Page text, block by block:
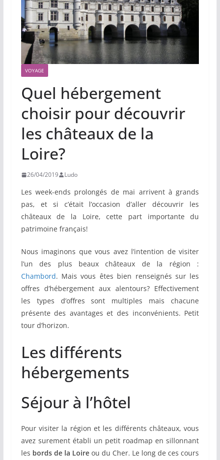
VOYAGE
Quel hébergement
choisir pour découvrir
les châteaux de la
Loire?
26/04/2019 Ludo
Les week-ends prolongés de mai arrivent à grands
pas, et si c’était l’occasion d’aller découvrir les
châteaux de la Loire, cette part importante du
patrimoine français!
Nous imaginons que vous avez l’intention de visiter
l’un des plus beaux châteaux de la région :
Chambord. Mais vous êtes bien renseignés sur les
offres d’hébergement aux alentours? Effectivement
les types d’offres sont multiples mais chacune
présente des avantages et des inconvénients. Petit
tour d’horizon.
Les différents
hébergements
Séjour à l’hôtel
Pour visiter la région et les différents châteaux, vous
avez surement établi un petit roadmap en sillonnant
les bords de la Loireou du Cher. Le long de ces cours